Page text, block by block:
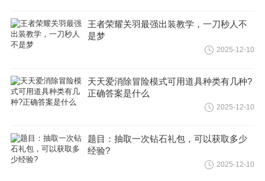
王者荣耀关羽最强出装教学，一刀秒人不
是梦
2025-12-10
天天爱消除冒险模式可用道具种类有几种?
正确答案是什么
2025-12-10
题目：抽取一次钻石礼包，可以获取多少
经验?
2025-12-10